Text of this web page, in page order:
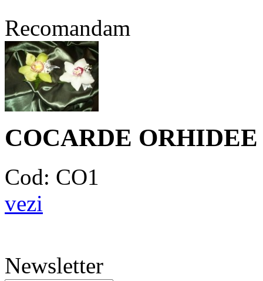
Recomandam
COCARDE ORHIDEE
Cod: CO1
vezi
Newsletter